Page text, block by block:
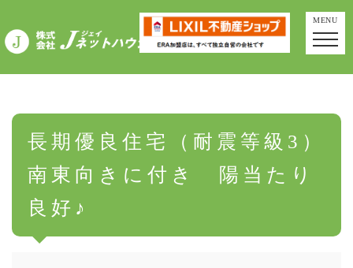
MENU
長期優良住宅（耐震等級3）
南東向きに付き 陽当たり
良好♪